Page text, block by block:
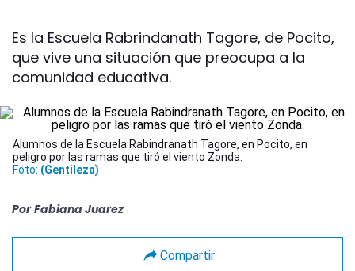
Es la Escuela Rabrindanath Tagore, de Pocito,
que vive una situación que preocupa a la
comunidad educativa.
Alumnos de la Escuela Rabindranath Tagore, en Pocito, en
peligro por las ramas que tiró el viento Zonda.
Foto: (Gentileza)
Por Fabiana Juarez
Compartir